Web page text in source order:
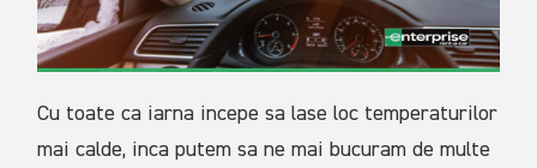
Cu toate ca iarna incepe sa lase loc temperaturilor
mai calde, inca putem sa ne mai bucuram de multe